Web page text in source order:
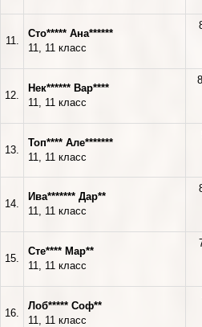
11.
Сто***** Ана******
11, 11 класс
12.
Нек****** Вар****
11, 11 класс
13.
Топ**** Але*******
11, 11 класс
14.
Ива******* Дар**
11, 11 класс
15.
Сте**** Мар**
11, 11 класс
16.
Лоб***** Соф**
11, 11 класс